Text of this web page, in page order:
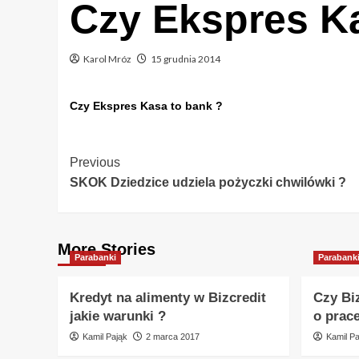
Czy Ekspres
Karol Mróz 15 grudnia 2014
Czy Ekspres Kasa to bank ?
Post
Navigation
Previous
SKOK Dziedzice udziela pożyczki chwilówki ?
More Stories
Parabanki
Kredyt na alimenty w Bizcredit
jakie warunki ?
Kamil Pająk 2 marca 2017
Parabanki
Czy
o
Kamil